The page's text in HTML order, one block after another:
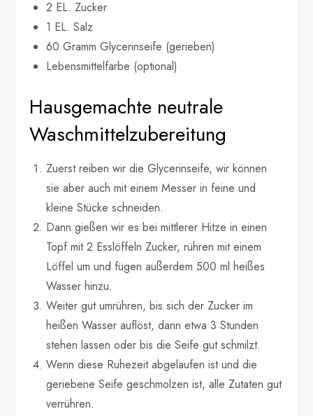
2 EL. Zucker
1 EL. Salz
60 Gramm Glycerinseife (gerieben)
Lebensmittelfarbe (optional)
Hausgemachte neutrale
Waschmittelzubereitung
Zuerst reiben wir die Glycerinseife, wir können
sie aber auch mit einem Messer in feine und
kleine Stücke schneiden.
Dann gießen wir es bei mittlerer Hitze in einen
Topf mit 2 Esslöffeln Zucker, rühren mit einem
Löffel um und fügen außerdem 500 ml heißes
Wasser hinzu.
Weiter gut umrühren, bis sich der Zucker im
heißen Wasser auflöst, dann etwa 3 Stunden
stehen lassen oder bis die Seife gut schmilzt.
Wenn diese Ruhezeit abgelaufen ist und die
geriebene Seife geschmolzen ist, alle Zutaten gut
verrühren.